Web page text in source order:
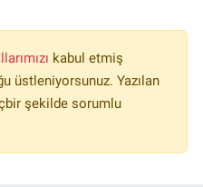
kabul etmiş
üstleniyorsunuz. Yazılan
şekilde sorumlu